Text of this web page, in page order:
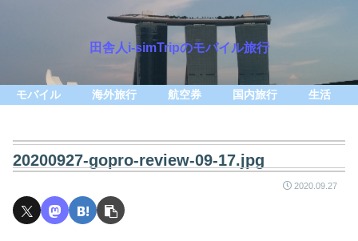
田舎人i-simTripのモバイル旅行
モバイル 海外旅行 航空券 国内旅行 生活
20200927-gopro-review-09-17.jpg
2020.09.27